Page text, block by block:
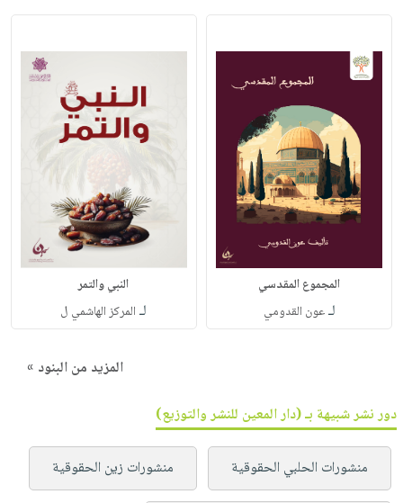
المجموع المقدسي
لـعون القدومي
النبي والتمر
لـ المركز الهاشمي ل
المزيد من البنود »
دور نشر شبيهة بـ (دار المعين للنشر والتوزيع)
منشورات الحلبي الحقوقية منشورات زين الحقوقية